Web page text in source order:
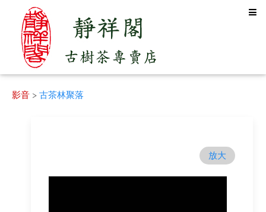
影音 > 古茶林聚落
放大